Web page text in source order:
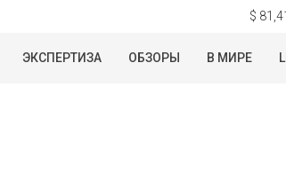
$ 81,41
ЭКСПЕРТИЗА ОБЗОРЫ В МИРЕ